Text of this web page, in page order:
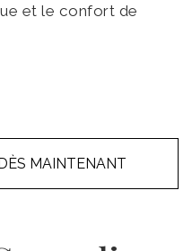
et le confort de
MAINTENANT